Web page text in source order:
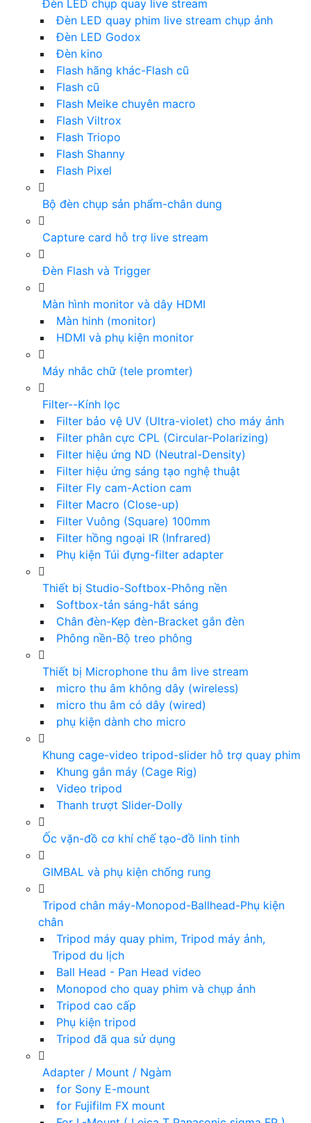
Đèn LED chụp quay live stream
Đèn LED quay phim live stream chụp ảnh
Đèn LED Godox
Đèn kino
Flash hãng khác-Flash cũ
Flash cũ
Flash Meike chuyên macro
Flash Viltrox
Flash Triopo
Flash Shanny
Flash Pixel
Bộ đèn chụp sản phẩm-chân dung
Capture card hỗ trợ live stream
Đèn Flash và Trigger
Màn hình monitor và dây HDMI
Màn hinh (monitor)
HDMI và phụ kiện monitor
Máy nhắc chữ (tele promter)
Filter--Kính lọc
Filter bảo vệ UV (Ultra-violet) cho máy ảnh
Filter phân cực CPL (Circular-Polarizing)
Filter hiệu ứng ND (Neutral-Density)
Filter hiệu ứng sáng tạo nghệ thuật
Filter Fly cam-Action cam
Filter Macro (Close-up)
Filter Vuông (Square) 100mm
Filter hồng ngoại IR (Infrared)
Phụ kiện Túi đựng-filter adapter
Thiết bị Studio-Softbox-Phông nền
Softbox-tản sáng-hắt sáng
Chân đèn-Kẹp đèn-Bracket gắn đèn
Phông nền-Bộ treo phông
Thiết bị Microphone thu âm live stream
micro thu âm không dây (wireless)
micro thu âm có dây (wired)
phụ kiện dành cho micro
Khung cage-video tripod-slider hỗ trợ quay phim
Khung gắn máy (Cage Rig)
Video tripod
Thanh trượt Slider-Dolly
Ốc vặn-đồ cơ khí chế tạo-đồ linh tinh
GIMBAL và phụ kiện chống rung
Tripod chân máy-Monopod-Ballhead-Phụ kiện
chân
Tripod máy quay phim, Tripod máy ảnh,
Tripod du lịch
Ball Head - Pan Head video
Monopod cho quay phim và chụp ảnh
Tripod cao cấp
Phụ kiện tripod
Tripod đã qua sử dụng
Adapter / Mount / Ngàm
for Sony E-mount
for Fujifilm FX mount